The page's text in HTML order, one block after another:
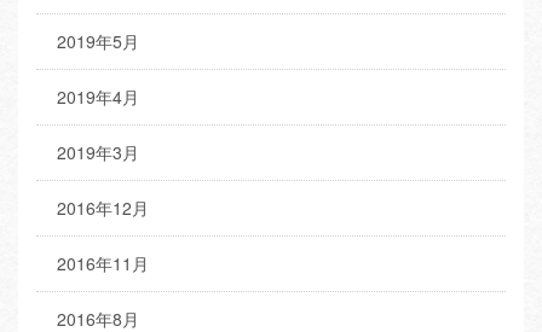
2019年5月
2019年4月
2019年3月
2016年12月
2016年11月
2016年8月